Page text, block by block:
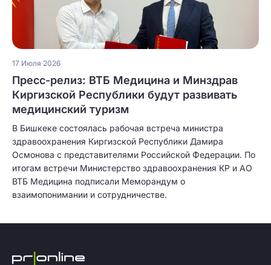
17 Июля 2026
Пресс-релиз: ВТБ Медицина и Минздрав
Киргизской Республики будут развивать
медицинский туризм
В Бишкеке состоялась рабочая встреча министра
здравоохранения Киргизской Республики Дамира
Осмонова с представителями Российской Федерации. По
итогам встречи Министерство здравоохранения КР и АО
ВТБ Медицина подписали Меморандум о
взаимопонимании и сотрудничестве.